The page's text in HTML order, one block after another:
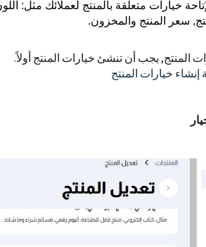
خيارات متعلقة بالمنتج لعملائك مثل:
سعر المنتج والمخزون.
إنشاء خيارات المنتج